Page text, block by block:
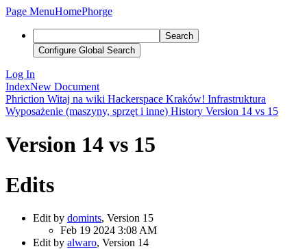
Page MenuHomePhorge
Search
Configure Global Search
Log In
IndexNew Document
Phriction Witaj na wiki Hackerspace Kraków! Infrastruktura
Wyposażenie (maszyny, sprzęt i inne) History Version 14 vs 15
Version 14 vs 15
Edits
Edit by domints, Version 15
Feb 19 2024 3:08 AM
Edit by alwaro, Version 14